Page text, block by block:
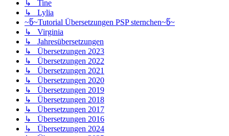
↳ Tine
↳ Lylia
~წ~Tutorial Übersetzungen PSP sternchen~წ~
↳ Virginia
↳ Jahresübersetzungen
↳ Übersetzungen 2023
↳ Übersetzungen 2022
↳ Übersetzungen 2021
↳ Übersetzungen 2020
↳ Übersetzungen 2019
↳ Übersetzungen 2018
↳ Übersetzungen 2017
↳ Übersetzungen 2016
↳ Übersetzungen 2024